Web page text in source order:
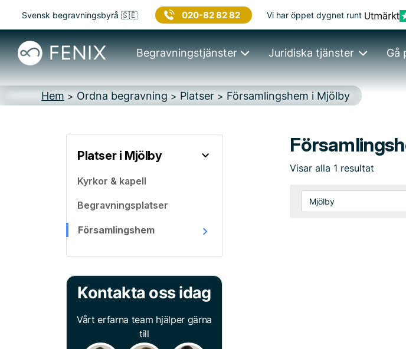
Svensk begravningsbyrå 🇸🇪 020-82 82 82 Vi har öppet dygnet runt
Begravningstjänster Juridiska tjänster Gå
Hem > Ordna begravning > Platser > Församlingshem i Mjölby
Platser i Mjölby
Kyrkor & kapell
Begravningsplatser
Församlingshem
Kontakta oss idag
Vårt erfarna team hjälper gärna
till
Visar alla 1 resultat
Mjölby